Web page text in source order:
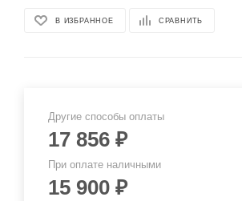
В ИЗБРАННОЕ СРАВНИТЬ
Другие способы оплаты
17 856 ₽
При оплате наличными
15 900 ₽